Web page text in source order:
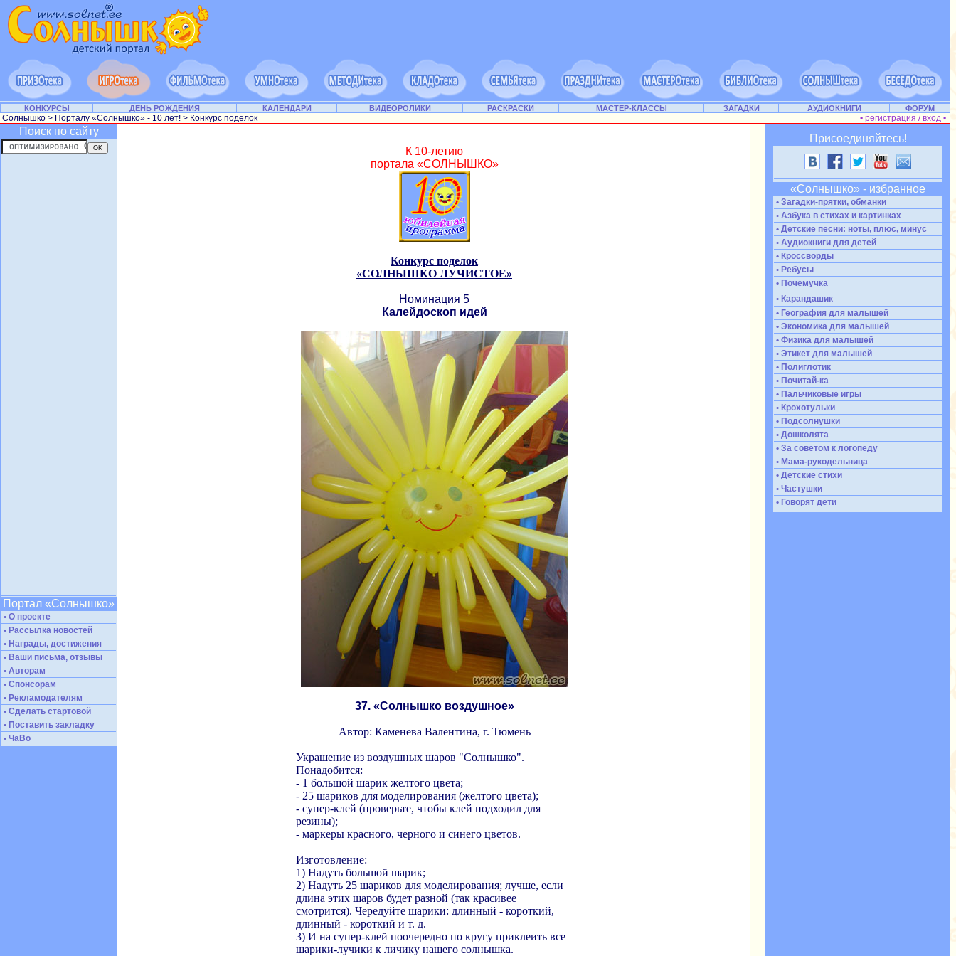
КОНКУРСЫ ДЕНЬ РОЖДЕНИЯ КАЛЕНДАРИ ВИДЕОРОЛИКИ РАСКРАСКИ МАСТЕР-КЛАССЫ ЗАГАДКИ АУДИОКНИГИ ФОРУМ
Солнышко > Порталу «Солнышко» - 10 лет! > Конкурс поделок • регистрация / вход •
Поиск по сайту
Портал «Солнышко»
• О проекте
• Рассылка новостей
• Награды, достижения
• Ваши письма, отзывы
• Авторам
• Спонсорам
• Рекламодателям
• Сделать стартовой
• Поставить закладку
• ЧаВо
К 10-летию
портала «СОЛНЫШКО»
Конкурс поделок
«СОЛНЫШКО ЛУЧИСТОЕ»
Номинация 5
Калейдоскоп идей
37. «Солнышко воздушное»
Автор: Каменева Валентина, г. Тюмень
Украшение из воздушных шаров "Солнышко".
Понадобится:
- 1 большой шарик желтого цвета;
- 25 шариков для моделирования (желтого цвета);
- супер-клей (проверьте, чтобы клей подходил для
резины);
- маркеры красного, черного и синего цветов.
Изготовление:
1) Надуть большой шарик;
2) Надуть 25 шариков для моделирования; лучше, если
длина этих шаров будет разной (так красивее
смотрится). Чередуйте шарики: длинный - короткий,
длинный - короткий и т. д.
3) И на супер-клей поочередно по кругу приклеить все
шарики-лучики к личику нашего солнышка.
Присоединяйтесь!
«Солнышко» - избранное
• Загадки-прятки, обманки
• Азбука в стихах и картинках
• Детские песни: ноты, плюс, минус
• Аудиокниги для детей
• Кроссворды
• Ребусы
• Почемучка
• Карандашик
• География для малышей
• Экономика для малышей
• Физика для малышей
• Этикет для малышей
• Полиглотик
• Почитай-ка
• Пальчиковые игры
• Крохотульки
• Подсолнушки
• Дошколята
• За советом к логопеду
• Мама-рукодельница
• Детские стихи
• Частушки
• Говорят дети